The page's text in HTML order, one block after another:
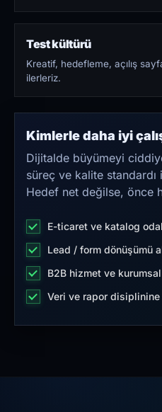
Test kültürü
Kreatif, hedefleme, açılış
ilerleriz.
Kimlerle daha iyi
Dijitalde büyümeyi
süreç ve kalite
Hedef net değilse, önce
E-ticaret ve katalog
Lead / form dönüşümü
B2B hizmet ve
Veri ve rapor